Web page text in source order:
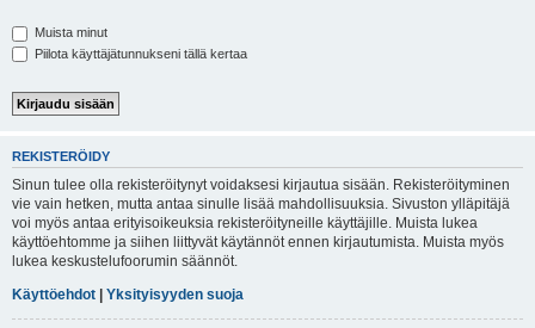
Muista minut
Piilota käyttäjätunnukseni tällä kertaa
REKISTERÖIDY
Sinun tulee olla rekisteröitynyt voidaksesi kirjautua sisään. Rekisteröityminen
vie vain hetken, mutta antaa sinulle lisää mahdollisuuksia. Sivuston ylläpitäjä
voi myös antaa erityisoikeuksia rekisteröityneille käyttäjille. Muista lukea
käyttöehtomme ja siihen liittyvät käytännöt ennen kirjautumista. Muista myös
lukea keskustelufoorumin säännöt.
Käyttöehdot | Yksityisyyden suoja